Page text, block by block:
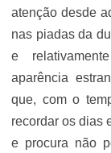
atenção desde
nas piadas da
e
aparência
que, com o
recordar os dias
e procura não